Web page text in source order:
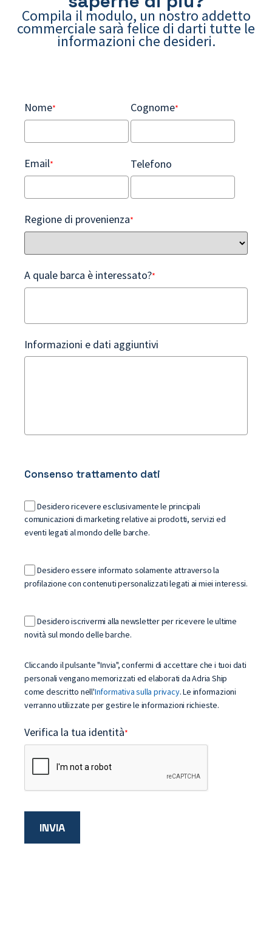
Compila il modulo, un nostro addetto
commerciale sarà felice di darti tutte le
informazioni che desideri.
Nome* Cognome*
Email* Telefono
Regione di provenienza*
A quale barca è interessato?*
Informazioni e dati aggiuntivi
Consenso trattamento dati
Desidero ricevere esclusivamente le principali
comunicazioni di marketing relative ai prodotti, servizi ed
eventi legati al mondo delle barche.
Desidero essere informato solamente attraverso la
profilazione con contenuti personalizzati legati ai miei interessi.
Desidero iscrivermi alla newsletter per ricevere le ultime
novità sul mondo delle barche.
Cliccando il pulsante "Invia", confermi di accettare che i tuoi dati
personali vengano memorizzati ed elaborati da Adria Ship
come descritto nell'Informativa sulla privacy. Le informazioni
verranno utilizzate per gestire le informazioni richieste.
Verifica la tua identità*
INVIA